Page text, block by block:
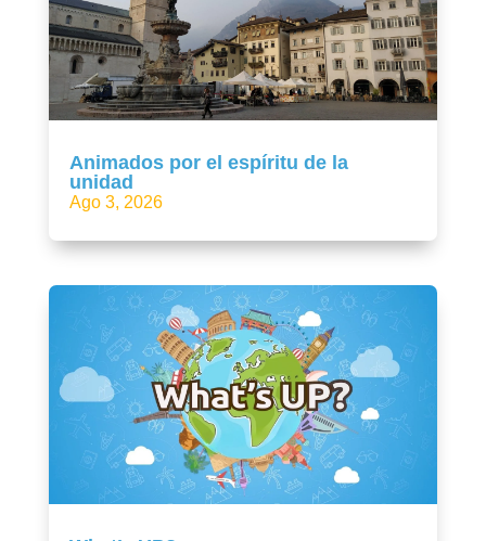
Animados por el espíritu de la
unidad
Ago 3, 2026